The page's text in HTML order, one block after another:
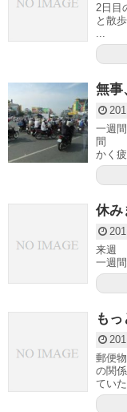
2日
と散
無事
一週
間 「
かく
休み
来週
一週
も
郵便
の関
てい